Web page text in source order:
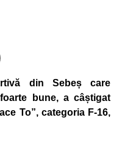
din Sebeș care
bune, a câștigat
To”, categoria F-16,